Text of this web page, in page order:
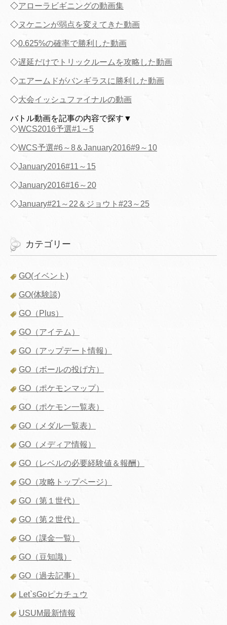
◇アローラビギニングの動画集
◇ヌケニンが弱点を変えてきた動画
◇0.625%の確率で勝利した動画
◇遅延だけでトリックルームを攻略した動画
◇エアームドがバンギラスに勝利した動画
◇大会イッシュファイナルの動画
バトル動画を記事の内容で探す▼
◇WCS2016予選#1～5
◇WCS予選#6～8＆January2016#9～10
◇January2016#11～15
◇January2016#16～20
◇January#21～22＆ジョウト#23～25
カテゴリー
GO(イベント)
GO(体験談)
GO（Plus）
GO（アイテム）
GO（アップデート情報）
GO（ボールの投げ方）
GO（ポケモンマップ）
GO（ポケモン一覧表）
GO（メダル一覧表）
GO（メディア情報）
GO（レベルの必要経験値＆報酬）
GO（攻略トップページ）
GO（第１世代）
GO（第２世代）
GO（課金一覧）
GO（豆知識）
GO（過去記事）
Let`sGoピカチュウ
USUM最新情報